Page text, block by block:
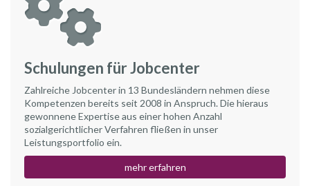
Schulungen für Jobcenter
Zahlreiche Jobcenter in 13 Bundesländern nehmen diese
Kompetenzen bereits seit 2008 in Anspruch. Die hieraus
gewonnene Expertise aus einer hohen Anzahl
sozialgerichtlicher Verfahren fließen in unser
Leistungsportfolio ein.
mehr erfahren